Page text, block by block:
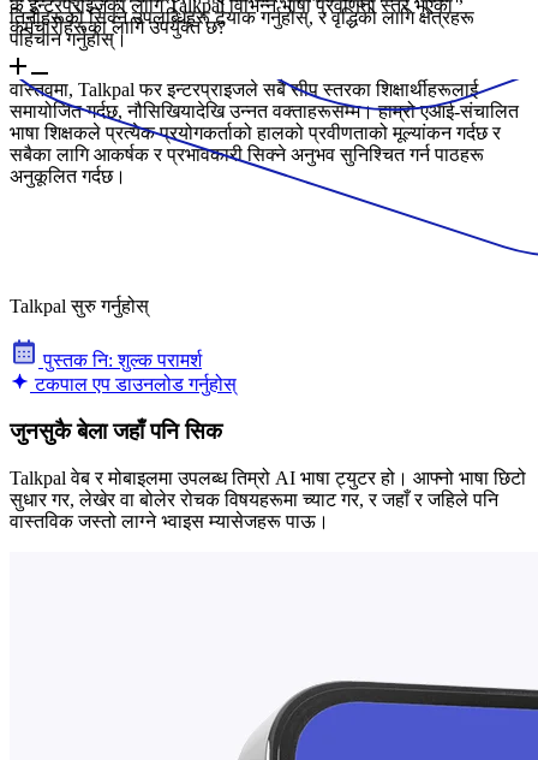
तिनीहरूको सिक्ने उपलब्धिहरू ट्र्याक गर्नुहोस्, र वृद्धिको लागि क्षेत्रहरू
पहिचान गर्नुहोस्।
के इन्टरप्राइजका लागि Talkpal विभिन्न भाषा प्रवीणता स्तर भएका
कर्मचारीहरूका लागि उपयुक्त छ?
वास्तवमा, Talkpal फर इन्टरप्राइजले सबै सीप स्तरका शिक्षार्थीहरूलाई
समायोजित गर्दछ, नौसिखियादेखि उन्नत वक्ताहरूसम्म। हाम्रो एआई-संचालित
भाषा शिक्षकले प्रत्येक प्रयोगकर्ताको हालको प्रवीणताको मूल्यांकन गर्दछ र
सबैका लागि आकर्षक र प्रभावकारी सिक्ने अनुभव सुनिश्चित गर्न पाठहरू
अनुकूलित गर्दछ।
Talkpal सुरु गर्नुहोस्
पुस्तक नि: शुल्क परामर्श
टकपाल एप डाउनलोड गर्नुहोस्
जुनसुकै बेला जहाँ पनि सिक
Talkpal वेब र मोबाइलमा उपलब्ध तिम्रो AI भाषा ट्युटर हो। आफ्नो भाषा छिटो
सुधार गर, लेखेर वा बोलेर रोचक विषयहरूमा च्याट गर, र जहाँ र जहिले पनि
वास्तविक जस्तो लाग्ने भ्वाइस म्यासेजहरू पाऊ।